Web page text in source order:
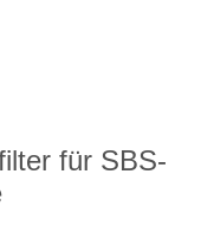
für SBS-